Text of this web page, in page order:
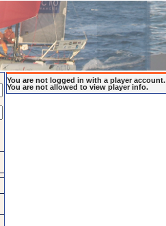
You are not logged in with a player account.
You are not allowed to view player info.